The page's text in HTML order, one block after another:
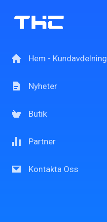
Hem - Kundavdelning
Nyheter
Butik
Partner
Kontakta Oss